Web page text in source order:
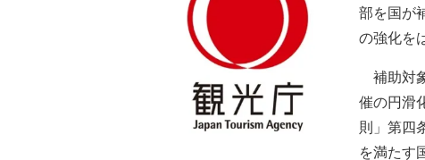
部を国が
の強化を
補助対
催の円滑
則」第四
を満たす